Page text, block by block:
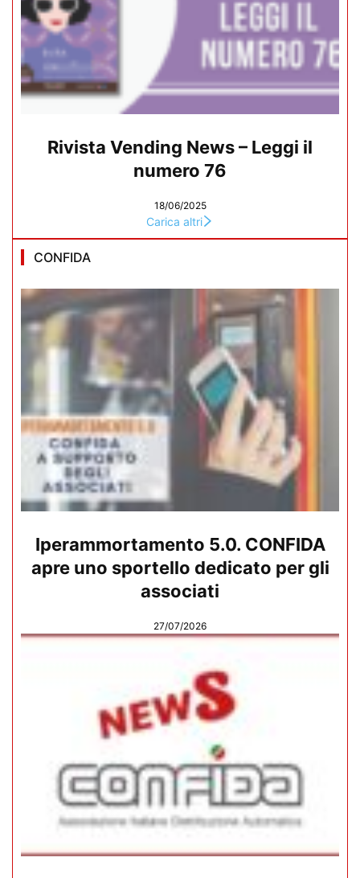
Rivista Vending News – Leggi il
numero 76
18/06/2025
Carica altri
CONFIDA
Iperammortamento 5.0. CONFIDA
apre uno sportello dedicato per gli
associati
27/07/2026